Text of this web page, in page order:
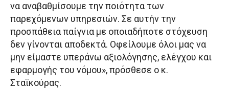
να αναβαθμίσουμε την ποιότητα των
παρεχόμενων υπηρεσιών. Σε αυτήν την
προσπάθεια παίγνια με οποιαδήποτε στόχευση
δεν γίνονται αποδεκτά. Οφείλουμε όλοι μας να
μην είμαστε υπεράνω αξιολόγησης, ελέγχου και
εφαρμογής του νόμου», πρόσθεσε ο κ.
Σταϊκούρας.